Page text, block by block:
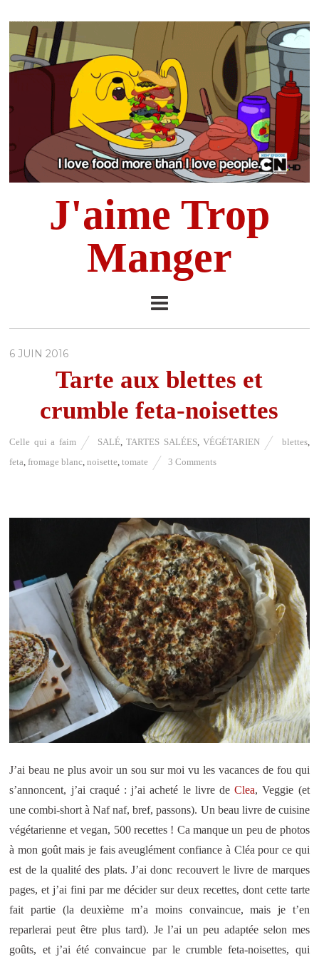
J'aime Trop
Manger
6 JUIN 2016
Tarte aux blettes et
crumble feta-noisettes
Celle qui a faim SALÉ ,TARTES SALÉES,VÉGÉTARIEN blettes,
feta fromage blanc ,noisette ,tomate 3 Comments
J’ai beau ne plus avoir un sou sur moi vu les vacances de fou qui
s’annoncent, j’ai craqué : j’ai acheté le livre deClea, Veggie (et
une combi-short à Naf naf, bref, passons). Un beau livre de cuisine
végétarienne et vegan, 500 recettes ! Ca manque un peu de photos
à mon goût mais je fais aveuglément confiance à Cléa pour ce qui
est de la qualité des plats. J’ai donc recouvert le livre de marques
pages, et j’ai fini par me décider sur deux recettes, dont cette tarte
fait partie (la deuxième m’a moins convaincue, mais je t’en
reparlerai peut être plus tard). Je l’ai un peu adaptée selon mes
goûts, et j’ai été convaincue par le crumble feta-noisettes, qui